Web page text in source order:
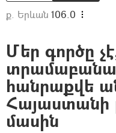
ք. Երևան 106.0
Մեր գործը
հանրաքվե
Հայաստանի
մասին